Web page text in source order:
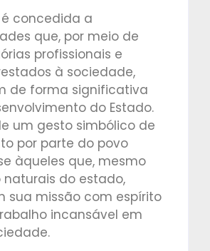
concedida a
que, por meio de
profissionais e
à sociedade,
de forma significativa
do Estado.
um gesto simbólico de
por parte do povo
àqueles que, mesmo
naturais do estado,
sua missão com espírito
incansável em